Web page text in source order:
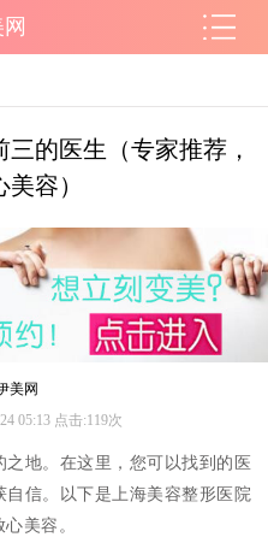
三的医生（专家推荐，
容）
美网
05:13 点击:119次
地。在这里，您可以找到的医
信。以下是上海美容整形医院
美容。